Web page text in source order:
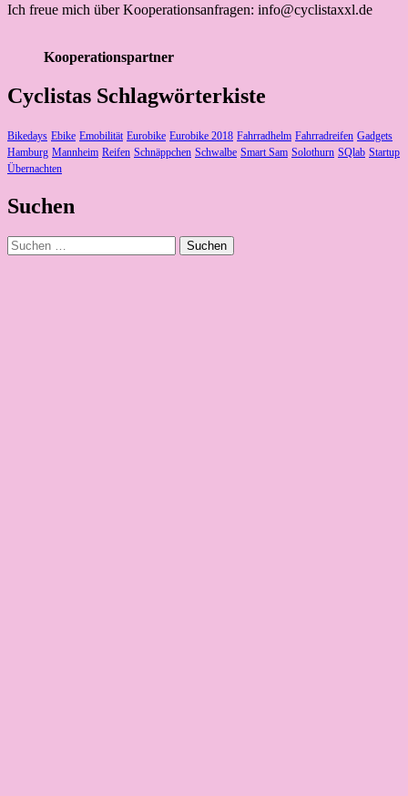
Ich freue mich über Kooperationsanfragen: info@cyclistaxxl.de
Kooperationspartner
Cyclistas Schlagwörterkiste
Bikedays Ebike Emobilität Eurobike Eurobike 2018 Fahrradhelm Fahrradreifen Gadgets
Hamburg Mannheim Reifen Schnäppchen Schwalbe Smart Sam Solothurn SQlab Startup
Übernachten
Suchen
Suchen
nach: